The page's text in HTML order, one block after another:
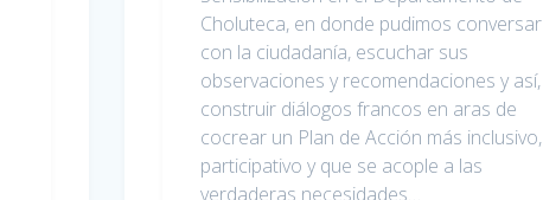
Choluteca, en donde pudimos conversar
con la ciudadanía, escuchar sus
observaciones y recomendaciones y así,
construir diálogos francos en aras de
cocrear un Plan de Acción más inclusivo,
participativo y que se acople a las
verdaderas necesidades…